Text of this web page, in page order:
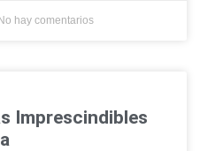
No hay comentarios
Imprescindibles